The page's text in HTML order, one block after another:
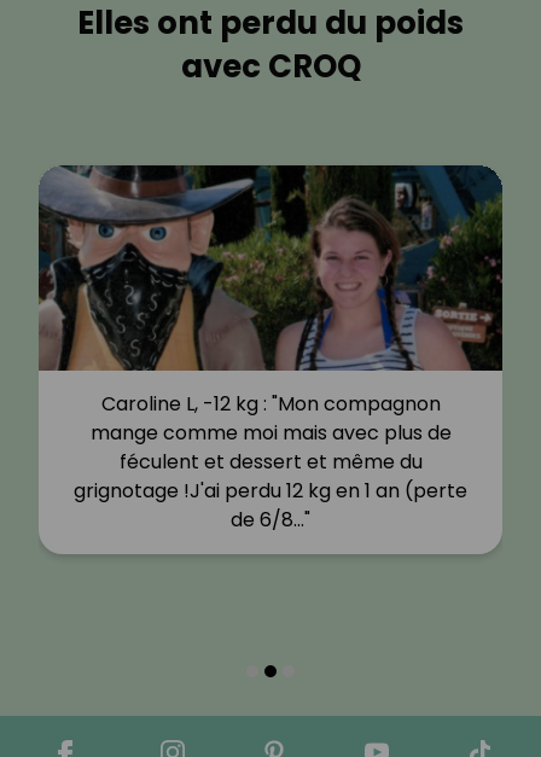
Elles ont perdu du poids
avec CROQ
Caroline L, -12 kg : "Mon compagnon
mange comme moi mais avec plus de
féculent et dessert et même du
grignotage !J'ai perdu 12 kg en 1 an (perte
de 6/8…"